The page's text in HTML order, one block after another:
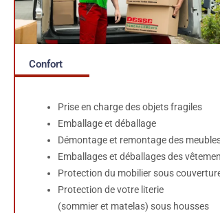
Confort
Prise en charge des objets fragiles
Emballage et déballage
Démontage et remontage des
Emballages et déballages des
Protection du mobilier sous
Protection de votre literie
(sommier et matelas) sous housses